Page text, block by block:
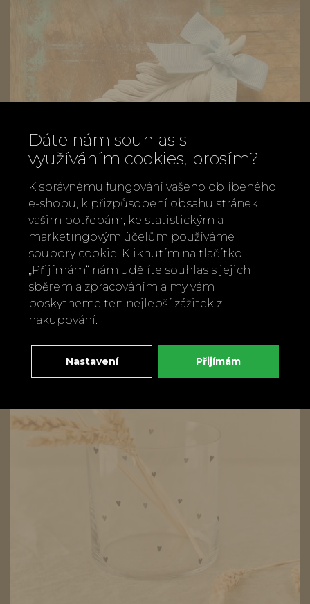
Vonná dekorace z jílu Velké pírko
Mathilde M. – vůně Poudre de Riz
230 Kč
Dáte nám souhlas s
využíváním cookies, prosím?
K správnému fungování vašeho oblíbeného
e-shopu, k přizpůsobení obsahu stránek
vašim potřebám, ke statistickým a
marketingovým účelům používáme
soubory cookie. Kliknutím na tlačítko
„Přijímám“ nám udělíte souhlas s jejich
sběrem a zpracováním a my vám
poskytneme ten nejlepší zážitek z
nakupování.
Nastavení Přijímám